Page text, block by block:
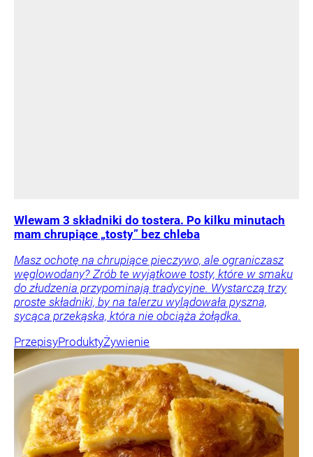
Wlewam 3 składniki do tostera. Po kilku minutach
mam chrupiące „tosty” bez chleba
Masz ochotę na chrupiące pieczywo, ale ograniczasz
węglowodany? Zrób te wyjątkowe tosty, które w smaku
do złudzenia przypominają tradycyjne. Wystarczą trzy
proste składniki, by na talerzu wylądowała pyszna,
sycąca przekąska, która nie obciąża żołądka.
PrzepisyProduktyŻywienie